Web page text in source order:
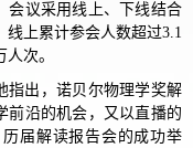
会议采用线上、下线结合
上累计参会人数超过3.1
次。
指出，诺贝尔物理学奖解
前沿的机会，又以直播的
届解读报告会的成功举